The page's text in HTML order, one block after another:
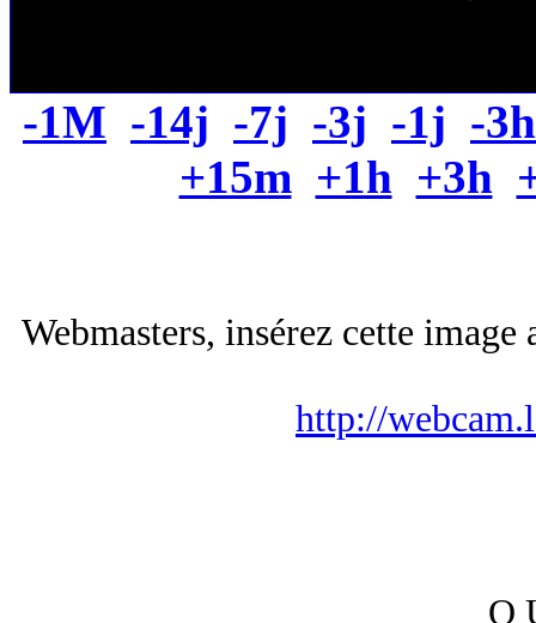
-1M -14j -7j -3j -1j -3h
+15m +1h +3h
Webmasters, insérez cette
http://
Q